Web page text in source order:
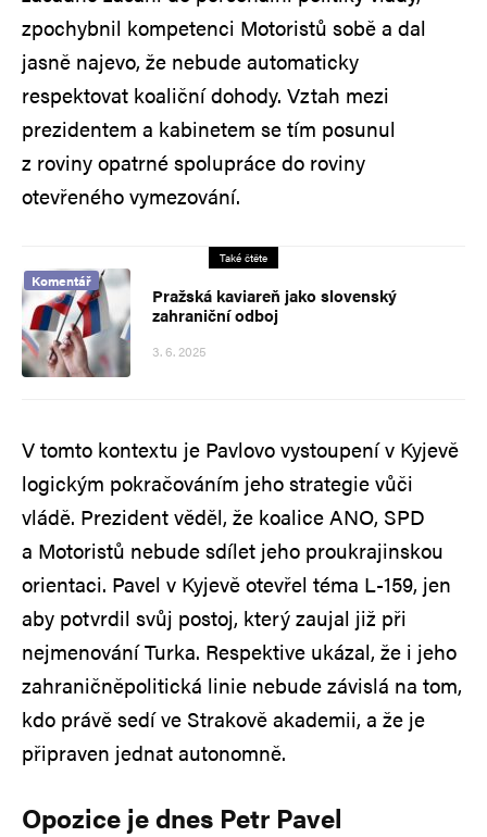
zpochybnil kompetenci Motoristů sobě a dal
jasně najevo, že nebude automaticky
respektovat koaliční dohody. Vztah mezi
prezidentem a kabinetem se tím posunul
z roviny opatrné spolupráce do roviny
otevřeného vymezování.
Také čtěte
Komentář
Pražská kaviareň jako slovenský
zahraniční odboj
3. 6. 2025
V tomto kontextu je Pavlovo vystoupení v Kyjevě
logickým pokračováním jeho strategie vůči
vládě. Prezident věděl, že koalice ANO, SPD
a Motoristů nebude sdílet jeho proukrajinskou
orientaci. Pavel v Kyjevě otevřel téma L‑159, jen
aby potvrdil svůj postoj, který zaujal již při
nejmenování Turka. Respektive ukázal, že i jeho
zahraničněpolitická linie nebude závislá na tom,
kdo právě sedí ve Strakově akademii, a že je
připraven jednat autonomně.
Opozice je dnes Petr Pavel